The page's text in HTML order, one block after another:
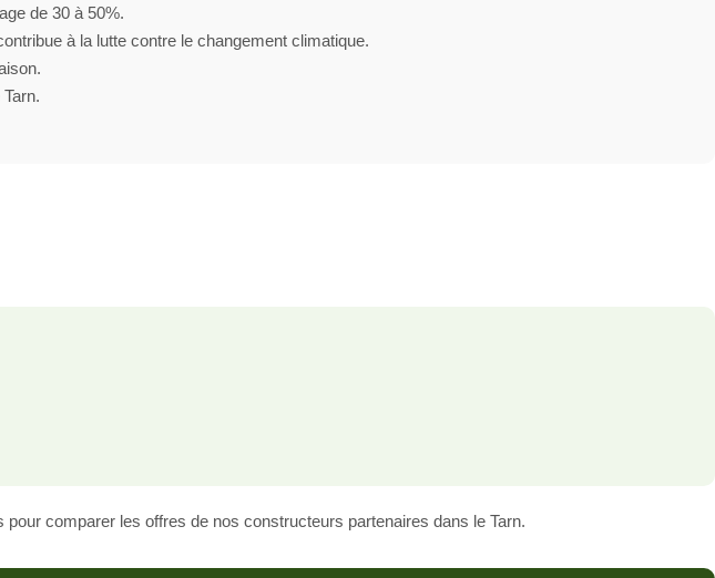
de 30 à 50%.
à la lutte contre le changement climatique.
pour comparer les offres de nos constructeurs partenaires dans le Tarn.